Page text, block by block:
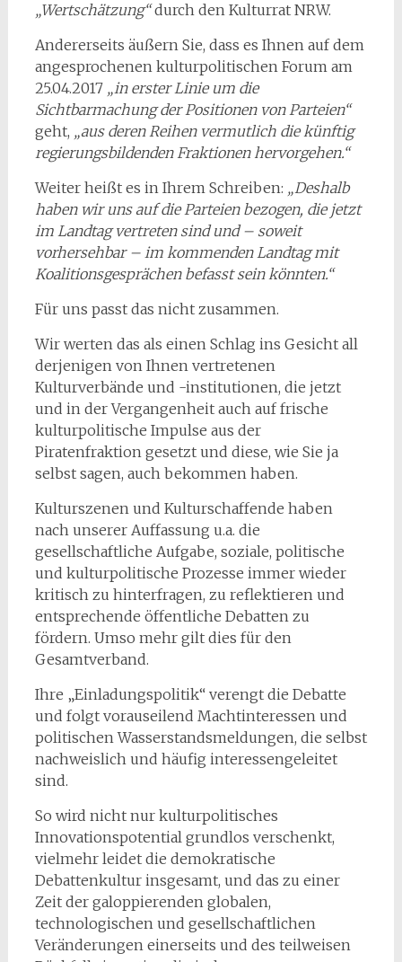
„Wertschätzung“durch den Kulturrat NRW.
Andererseits äußern Sie, dass es Ihnen auf dem
angesprochenen kulturpolitischen Forum am
25.04.2017 „in erster Linie um die
Sichtbarmachung der Positionen von Parteien“
geht, „aus deren Reihen vermutlich die künftig
regierungsbildenden Fraktionen hervorgehen.“
Weiter heißt es in Ihrem Schreiben: „Deshalb
haben wir uns auf die Parteien bezogen, die jetzt
im Landtag vertreten sind und – soweit
vorhersehbar – im kommenden Landtag mit
Koalitionsgesprächen befasst sein könnten.“
Für uns passt das nicht zusammen.
Wir werten das als einen Schlag ins Gesicht all
derjenigen von Ihnen vertretenen
Kulturverbände und -institutionen, die jetzt
und in der Vergangenheit auch auf frische
kulturpolitische Impulse aus der
Piratenfraktion gesetzt und diese, wie Sie ja
selbst sagen, auch bekommen haben.
Kulturszenen und Kulturschaffende haben
nach unserer Auffassung u.a. die
gesellschaftliche Aufgabe, soziale, politische
und kulturpolitische Prozesse immer wieder
kritisch zu hinterfragen, zu reflektieren und
entsprechende öffentliche Debatten zu
fördern. Umso mehr gilt dies für den
Gesamtverband.
Ihre „Einladungspolitik“ verengt die Debatte
und folgt vorauseilend Machtinteressen und
politischen Wasserstandsmeldungen, die selbst
nachweislich und häufig interessengeleitet
sind.
So wird nicht nur kulturpolitisches
Innovationspotential grundlos verschenkt,
vielmehr leidet die demokratische
Debattenkultur insgesamt, und das zu einer
Zeit der galoppierenden globalen,
technologischen und gesellschaftlichen
Veränderungen einerseits und des teilweisen